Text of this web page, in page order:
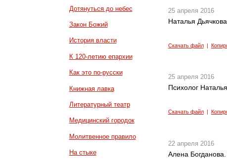
Дотянуться до небес
Закон Божий
История власти
К 120-летию епархии
Как это по-русски
Книжная лавка
Литературный театр
Медицинский городок
Молитвенное правило
На стыке
25 апреля 2016
Наталья
Скачать файл|
25 апреля 2016
Психолог
Скачать файл|
22 апреля 2016
Алена